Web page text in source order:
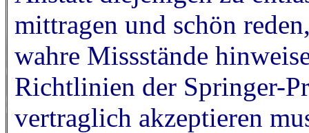
mittragen und schön
wahre Missstände
Richtlinien der Springer-
vertraglich akzeptieren